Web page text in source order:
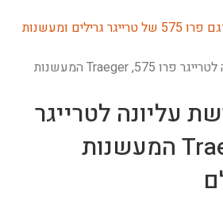
עליונה לטרייגר
פרו 575, Traeger המעשנות